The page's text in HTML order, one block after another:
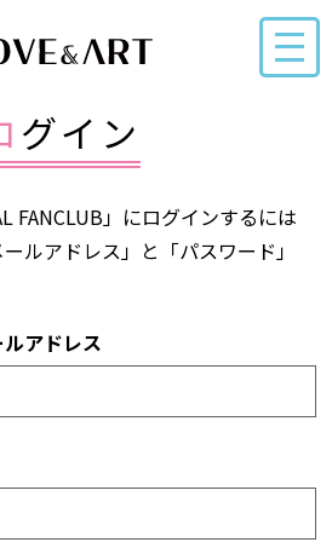
ログイン
FANCLUB」にログインするには
ルアドレス」と「パスワード」
アドレス